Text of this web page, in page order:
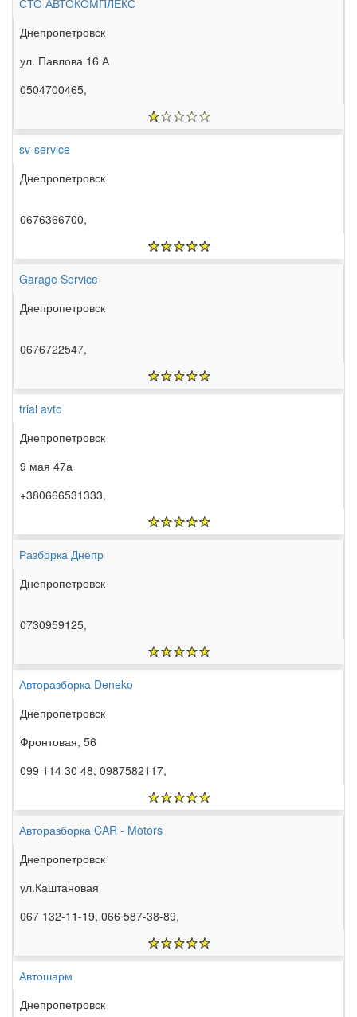
СТО АВТОКОМПЛЕКС
Днепропетровск
ул. Павлова 16 А
0504700465,
sv-service
Днепропетровск
0676366700,
Garage Service
Днепропетровск
0676722547,
trial avto
Днепропетровск
9 мая 47а
+380666531333,
Разборка Днепр
Днепропетровск
0730959125,
Авторазборка Deneko
Днепропетровск
Фронтовая, 56
099 114 30 48, 0987582117,
Авторазборка CAR - Motors
Днепропетровск
ул.Каштановая
067 132-11-19, 066 587-38-89,
Автошарм
Днепропетровск